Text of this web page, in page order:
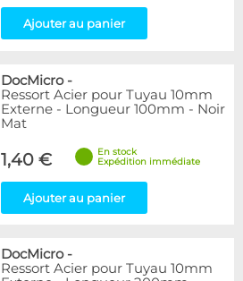
Ajouter au panier
DocMicro-
Ressort Acier pour Tuyau 10mm
Externe - Longueur 100mm - Noir
Mat
1,40 €
En stock
Expédition immédiate
Ajouter au panier
DocMicro-
Ressort Acier pour Tuyau 10mm